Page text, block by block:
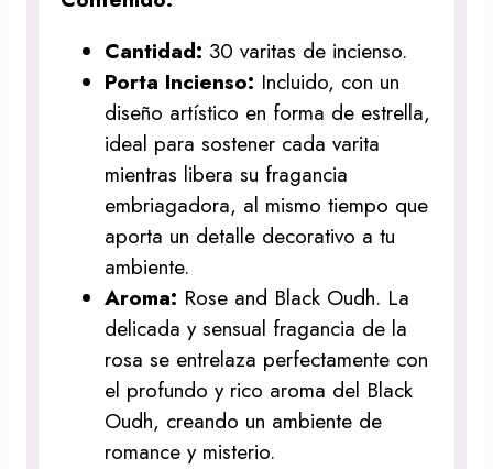
Cantidad: 30 varitas de incienso.
Porta Incienso: Incluido, con un
diseño artístico en forma de estrella,
ideal para sostener cada varita
mientras libera su fragancia
embriagadora, al mismo tiempo que
aporta un detalle decorativo a tu
ambiente.
Aroma: Rose and Black Oudh. La
delicada y sensual fragancia de la
rosa se entrelaza perfectamente con
el profundo y rico aroma del Black
Oudh, creando un ambiente de
romance y misterio.